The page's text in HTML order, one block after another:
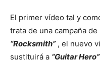
El primer vídeo tal y
trata de una campaña
“Rocksmith” , el nuevo
sustituirá a “Guitar Hero”